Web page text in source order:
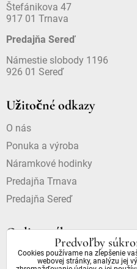
Štefánikova 47
917 01 Trnava
Predajňa Sereď
Námestie slobody 1196
926 01 Sereď
Užitočné odkazy
O nás
Ponuka a výroba
Náramkové hodinky
Predajňa Trnava
Predajňa Sereď
Online nákup
Doprava a platba
Predvoľby
Cookies používame na zlepšenie
webovej stránky, analýzu jej